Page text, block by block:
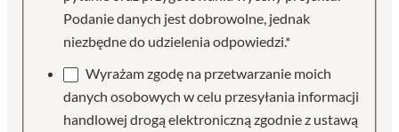
Podanie danych jest dobrowolne, jednak
niezbędne do udzielenia odpowiedzi.*
Wyrażam zgodę na przetwarzanie moich
danych osobowych w celu przesyłania informacji
handlowej drogą elektroniczną zgodnie z ustawą